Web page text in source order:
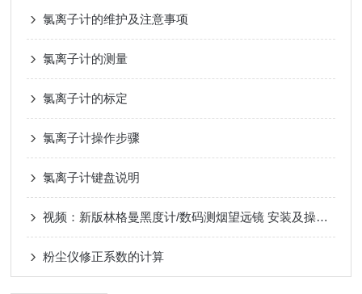
氯离子计的维护及注意事项
氯离子计的测量
氯离子计的标定
氯离子计操作步骤
氯离子计键盘说明
视频：新版林格曼黑度计/数码测烟望远镜 安装及操作视频
粉尘仪修正系数的计算